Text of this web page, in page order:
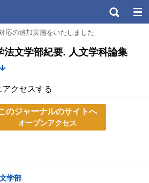
応の追加実施をいたしました
法文学部紀要. 人文学科論集
クセスする
のジャーナルのサイトへ
オープンアクセス
学部